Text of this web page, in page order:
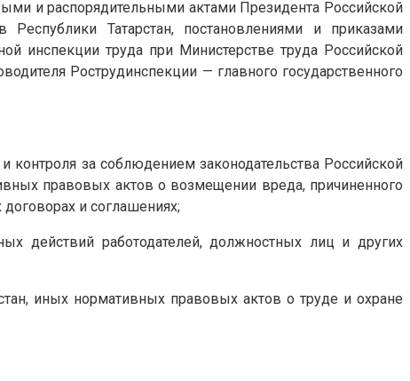
и распорядительными актами Президента Российской
Татарстан, постановлениями и приказами
инспекции труда при Министерстве труда Российской
Рострудинспекции — главного государственного
контроля за соблюдением законодательства Российской
правовых актов о возмещении вреда, причиненного
и соглашениях;
действий работодателей, должностных лиц и других
иных нормативных правовых актов о труде и охране